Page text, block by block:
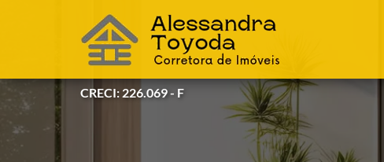
CRECI: 226.069 - F